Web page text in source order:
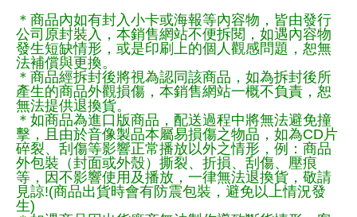
＊商品內如有封入小卡或海報等內容物，皆由發行
公司原封裝入，本銷售網站不便拆閱，如遇內容物
發生短缺情形，或是印刷上的個人觀感問題，恕無
法補償與更換。
＊商品經拆封後將視為認同該商品，如為拆封後所
產生的商品外觀損傷，本銷售網站一概不負責，恕
無法提供退換貨。
＊如商品為進口版商品，配送過程中將無法避免撞
擊，且由於音像製品本屬易損傷之物品，如為CD片
碎裂、刮傷等影響正常播放以外之情形，例：商品
外包裝（封面或外殼）撕裂、折損、刮傷、壓痕
等，因不影響使用及播放，一律無法退換貨，敬請
見諒!(商品出貨時會有防震包裝，避免以上情況發
生)